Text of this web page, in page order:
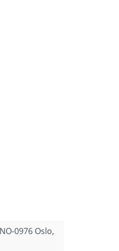
0976 Oslo,